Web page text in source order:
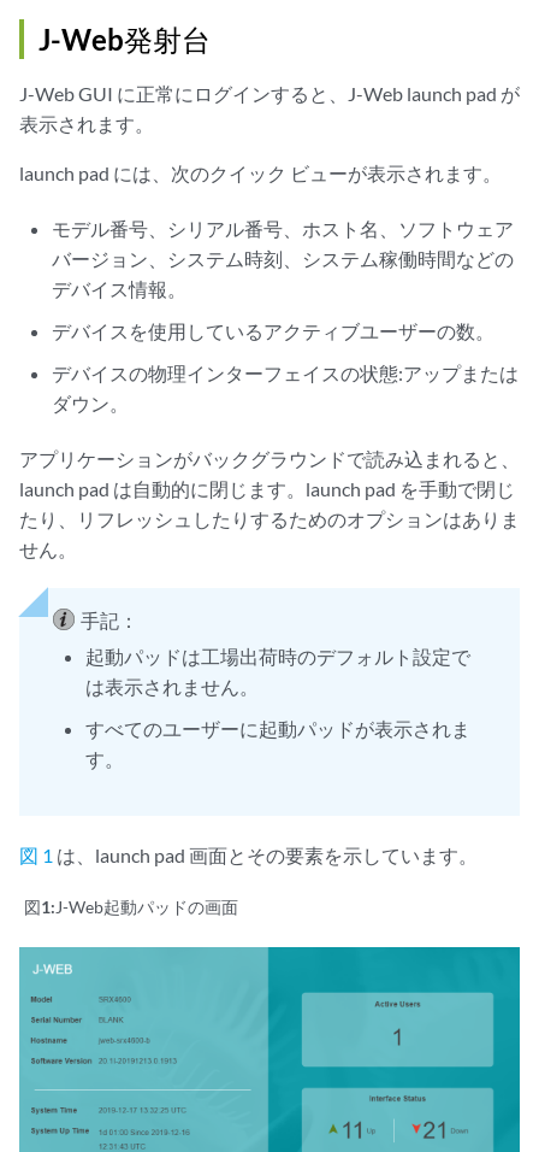
J-Web発射台
J-Web GUI に正常にログインすると、J-Web launch pad が
表示されます。
launch pad には、次のクイック ビューが表示されます。
モデル番号、シリアル番号、ホスト名、ソフトウェア
バージョン、システム時刻、システム稼働時間などの
デバイス情報。
デバイスを使用しているアクティブユーザーの数。
デバイスの物理インターフェイスの状態:アップまたは
ダウン。
アプリケーションがバックグラウンドで読み込まれると、
launch pad は自動的に閉じます。launch pad を手動で閉じ
たり、リフレッシュしたりするためのオプションはありま
せん。
手記：
起動パッドは工場出荷時のデフォルト設定で
は表示されません。
すべてのユーザーに起動パッドが表示されま
す。
図 1 は、launch pad 画面とその要素を示しています。
図1:J-Web起動パッドの画面